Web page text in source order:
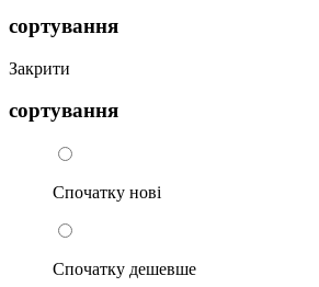
сортування
Закрити
сортування
Спочатку нові
Спочатку дешевше